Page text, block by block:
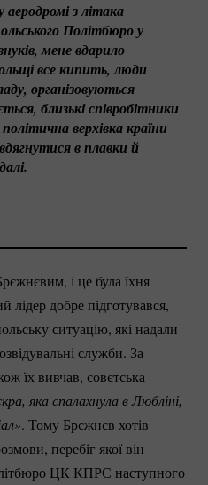
з літака
Політбюро у
мене вдарило
все кипить, люди
організовуються
близькі співробітники
верхівка країни
в плавки й
і це була їхня
лідер добре підготувався,
ситуацію, які надали
служби. За
їх вивчав, совєтська
яка спалахнула в Любліні,
. Тому Брєжнєв хотів
перебіг якої він
ЦК КПРС наступного